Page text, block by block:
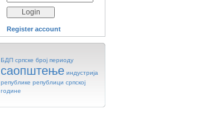
Register account
БДП српске број периоду
саопштење индустрија
републике републици српској
године